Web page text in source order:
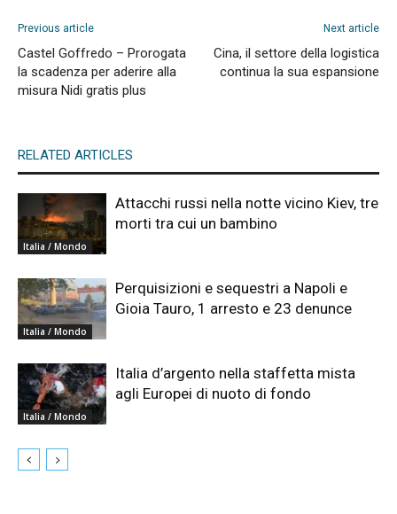
Previous article
Castel Goffredo – Prorogata
la scadenza per aderire alla
misura Nidi gratis plus
Next article
Cina, il settore della logistica
continua la sua espansione
RELATED ARTICLES
Italia / Mondo
Attacchi russi nella notte vicino Kiev, tre
morti tra cui un bambino
Italia / Mondo
Perquisizioni e sequestri a Napoli e
Gioia Tauro, 1 arresto e 23 denunce
Italia / Mondo
Italia d’argento nella staffetta mista
agli Europei di nuoto di fondo